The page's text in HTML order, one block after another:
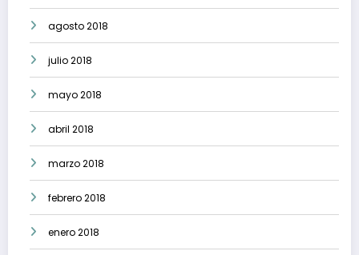
agosto 2018
julio 2018
mayo 2018
abril 2018
marzo 2018
febrero 2018
enero 2018